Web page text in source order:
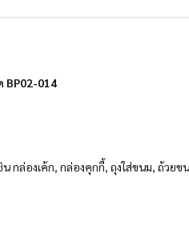
014
กล่องเค้ก, กล่องคุกกี้, ถุงใส่ขนม, ถ้วย